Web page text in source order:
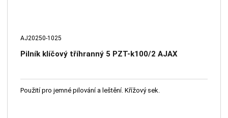
AJ20250-1025
Pilník klíčový tříhranný 5 PZT-k100/2 AJAX
Použití pro jemné pilování a leštění. Křížový sek.